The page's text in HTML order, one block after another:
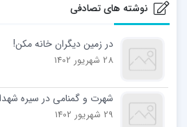
نوشته های تصادفی
در زمین دیگران خانه مكن!
28 شهریور 1402
شهرت و گمنامی در سیره
29 شهریور 1402